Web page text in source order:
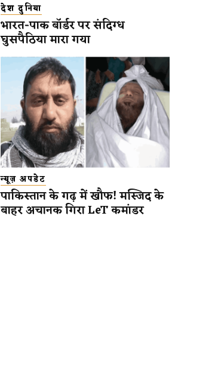
देश दुनिया
भारत-पाक बॉर्डर पर संदिग्ध
घुसपैठिया मारा गया
न्यूज़ अपडेट
पाकिस्तान के गढ़ में खौफ! मस्जिद के
बाहर अचानक गिरा LeT कमांडर